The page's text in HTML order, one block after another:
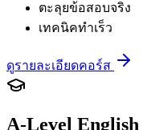
ตะลุยข้อสอบจริง
เทคนิคทำเร็ว
ดูรายละเอียดคอร์ส
A-Level English